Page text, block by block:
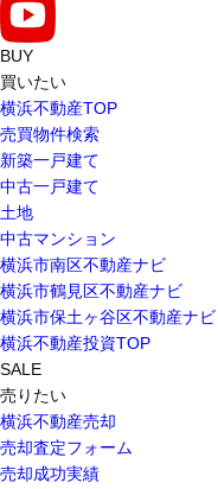
BUY
買いたい
横浜不動産TOP
売買物件検索
新築一戸建て
中古一戸建て
土地
中古マンション
横浜市南区不動産ナビ
横浜市鶴見区不動産ナビ
横浜市保土ヶ谷区不動産ナビ
横浜不動産投資TOP
SALE
売りたい
横浜不動産売却
売却査定フォーム
売却成功実績